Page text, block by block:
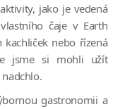
jako je vedená
čaje v Earth
nebo řízená
jsme si mohli užít
gastronomii a